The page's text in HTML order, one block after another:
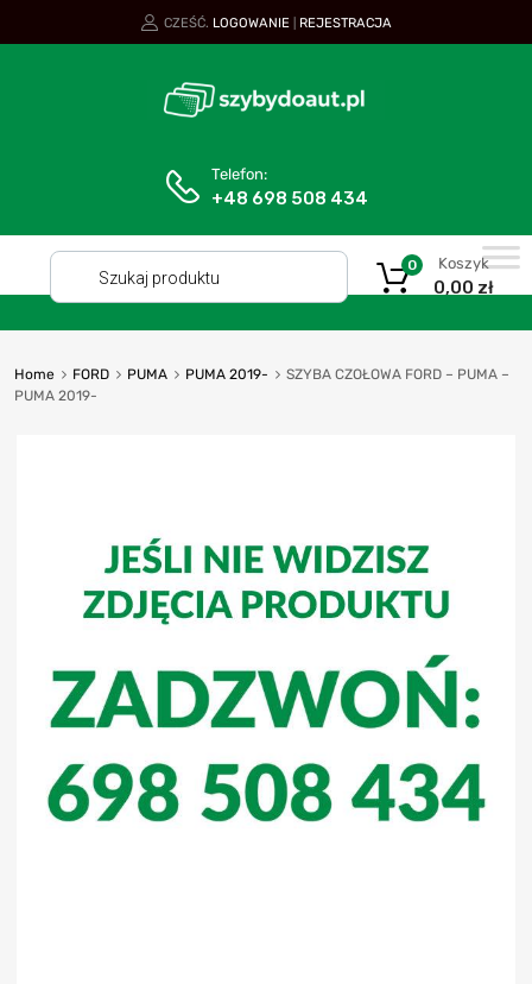
CZEŚĆ. LOGOWANIE REJESTRACJA
Telefon:
+48 698 508 434
Koszyk
0,00 zł
0
Home FORD PUMA PUMA 2019-
SZYBA CZOŁOWA FORD – PUMA –
PUMA 2019-